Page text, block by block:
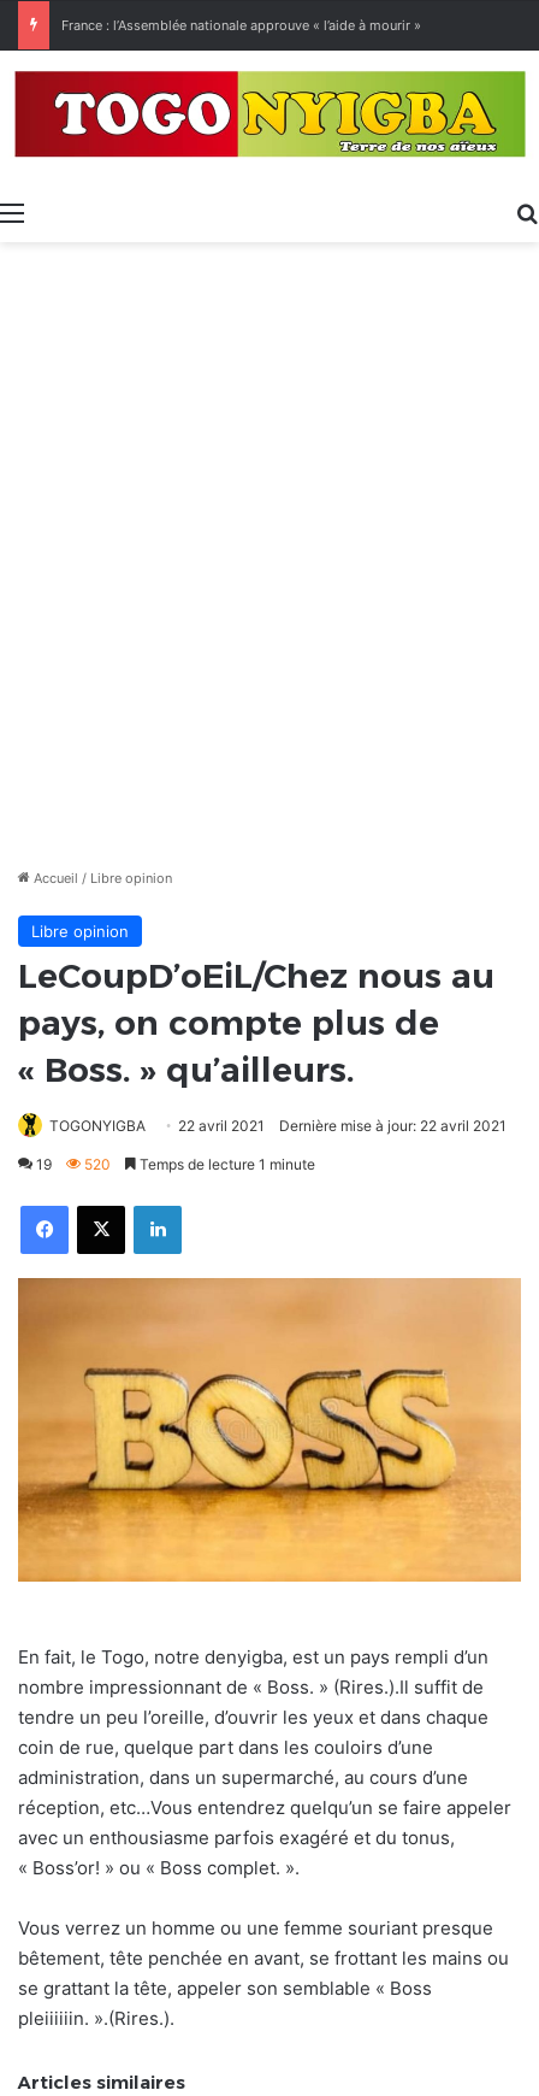
Menu
Accueil / Libre opinion
Libre opinion
LeCoupD’oEiL/Chez nous au
pays, on compte plus de
« Boss. » qu’ailleurs.
TOGONYIGBA 22 avril 2021 Dernière mise à jour: 22 avril 2021
19 520 Temps de lecture 1 minute
FacebookX Linkedin
En fait, le Togo, notre denyigba, est un pays rempli d’un
nombre impressionnant de « Boss. » (Rires.).Il suffit de
tendre un peu l’oreille, d’ouvrir les yeux et dans chaque
coin de rue, quelque part dans les couloirs d’une
administration, dans un supermarché, au cours d’une
réception, etc…Vous entendrez quelqu’un se faire appeler
avec un enthousiasme parfois exagéré et du tonus,
« Boss’or! » ou « Boss complet. ».
Vous verrez un homme ou une femme souriant presque
bêtement, tête penchée en avant, se frottant les mains ou
se grattant la tête, appeler son semblable « Boss
pleiiiiiin. ».(Rires.).
Articles similaires